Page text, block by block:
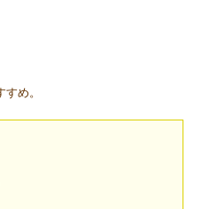
め。